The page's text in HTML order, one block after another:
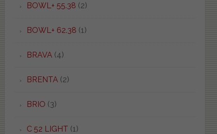
BOWL+ 55.38 (2)
BOWL+ 62.38 (1)
BRAVA (4)
BRENTA (2)
BRIO (3)
C 52 LIGHT (1)